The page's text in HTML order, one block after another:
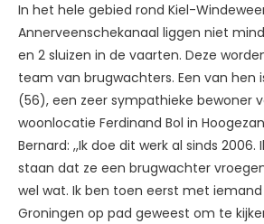
In het hele gebied rond Kiel-
Annerveenschekanaal liggen niet
en 2 sluizen in de vaarten. Deze
team van brugwachters. Een van hen
(56), een zeer sympathieke bewoner
woonlocatie Ferdinand Bol in
Bernard: ,,Ik doe dit werk al sinds 2006.
staan dat ze een brugwachter
wel wat. Ik ben toen eerst met
Groningen op pad geweest om te